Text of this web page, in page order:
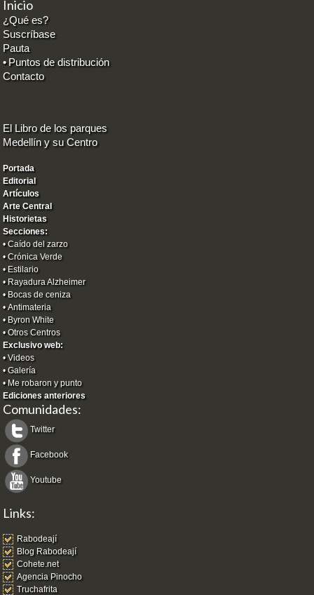
Inicio
¿Qué es?
Suscríbase
Pauta
• Puntos de distribución
Contacto
El Libro de los parques
Medellín y su Centro
Portada
Editorial
Artículos
Arte Central
Historietas
Secciones:
•Caído del zarzo
•Crónica Verde
•Estilario
•Rayadura Alzheimer
•Bocas de ceniza
•Antimateria
•Byron White
•Otros Centros
Exclusivo web:
•Videos
•Galería
•Me robaron y punto
Ediciones anteriores
Comunidades:
Twitter
Facebook
Youtube
Links:
Rabodeají
Blog Rabodeají
Cohete.net
Agencia Pinocho
Truchafrita